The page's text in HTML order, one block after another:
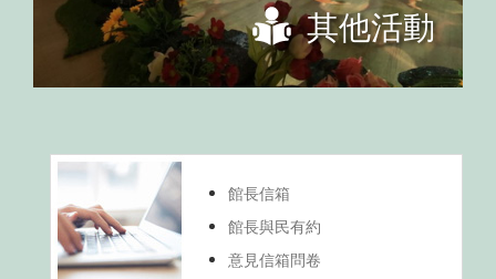
其他活動
館長信箱
館長與民有約
意見信箱問卷